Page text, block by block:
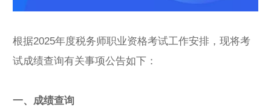
根据2025年度税务师职业资格考试工作安排，现将考
试成绩查询有关事项公告如下：
一、成绩查询